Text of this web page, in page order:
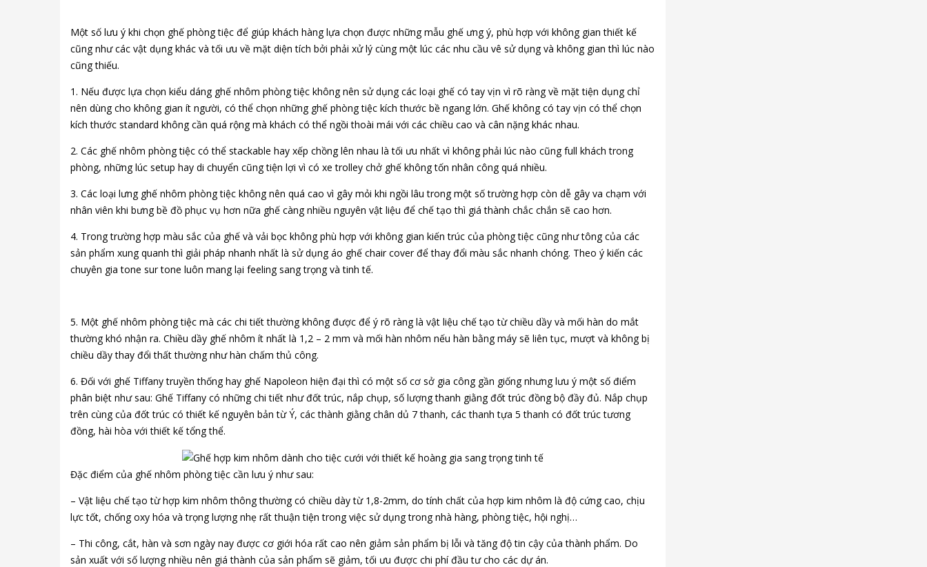
Một số lưu ý khi chọn ghế phòng tiệc để giúp khách hàng lựa chọn được những mẫu ghế ưng ý, phù hợp với không gian thiết kế
cũng như các vật dụng khác và tối ưu về mặt diện tích bởi phải xử lý cùng một lúc các nhu cầu vê sử dụng và không gian thì lúc nào
cũng thiếu.
1. Nếu được lựa chọn kiểu dáng ghế nhôm phòng tiệc không nên sử dụng các loại ghế có tay vịn vì rõ ràng về mặt tiện dụng chỉ
nên dùng cho không gian ít người, có thể chọn những ghế phòng tiệc kích thước bề ngang lớn. Ghế không có tay vịn có thể chọn
kích thước standard không cần quá rộng mà khách có thể ngồi thoài mái với các chiều cao và cân nặng khác nhau.
2. Các ghế nhôm phòng tiệc có thể stackable hay xếp chồng lên nhau là tối ưu nhất vì không phải lúc nào cũng full khách trong
phòng, những lúc setup hay di chuyển cũng tiện lợi vì có xe trolley chở ghế không tốn nhân công quá nhiều.
3. Các loại lưng ghế nhôm phòng tiệc không nên quá cao vì gây mỏi khi ngồi lâu trong một số trường hợp còn dễ gây va chạm với
nhân viên khi bưng bề đồ phục vụ hơn nữa ghế càng nhiều nguyên vật liệu để chế tạo thì giá thành chắc chắn sẽ cao hơn.
4. Trong trường hợp màu sắc của ghế và vải bọc không phù hợp với không gian kiến trúc của phòng tiệc cũng như tông của các
sản phẩm xung quanh thì giải pháp nhanh nhất là sử dụng áo ghế chair cover để thay đổi màu sắc nhanh chóng. Theo ý kiến các
chuyên gia tone sur tone luôn mang lại feeling sang trọng và tinh tế.
5. Một ghế nhôm phòng tiệc mà các chi tiết thường không được để ý rõ ràng là vật liệu chế tạo từ chiều dầy và mối hàn do mắt
thường khó nhận ra. Chiều dầy ghế nhôm ít nhất là 1,2 – 2 mm và mối hàn nhôm nếu hàn bằng máy sẽ liên tục, mượt và không bị
chiều dầy thay đổi thất thường như hàn chấm thủ công.
6. Đối với ghế Tiffany truyền thống hay ghế Napoleon hiện đại thì có một số cơ sở gia công gần giống nhưng lưu ý một số điểm
phân biệt như sau: Ghế Tiffany có những chi tiết như đốt trúc, nắp chụp, số lượng thanh giằng đốt trúc đồng bộ đầy đủ. Nắp chụp
trên cùng của đốt trúc có thiết kế nguyên bản từ Ý, các thành giằng chân dủ 7 thanh, các thanh tựa 5 thanh có đốt trúc tương
đồng, hài hòa với thiết kế tổng thể.
Đặc điểm của ghế nhôm phòng tiệc cần lưu ý như sau:
– Vật liệu chế tạo từ hợp kim nhôm thông thường có chiều dày từ 1,8-2mm, do tính chất của hợp kim nhôm là độ cứng cao, chịu
lực tốt, chống oxy hóa và trọng lượng nhẹ rất thuận tiện trong việc sử dụng trong nhà hàng, phòng tiệc, hội nghị…
– Thi công, cắt, hàn và sơn ngày nay được cơ giới hóa rất cao nên giảm sản phẩm bị lỗi và tăng độ tin cậy của thành phẩm. Do
sản xuất với số lượng nhiều nên giá thành của sản phẩm sẽ giảm, tối ưu được chi phí đầu tư cho các dự án.